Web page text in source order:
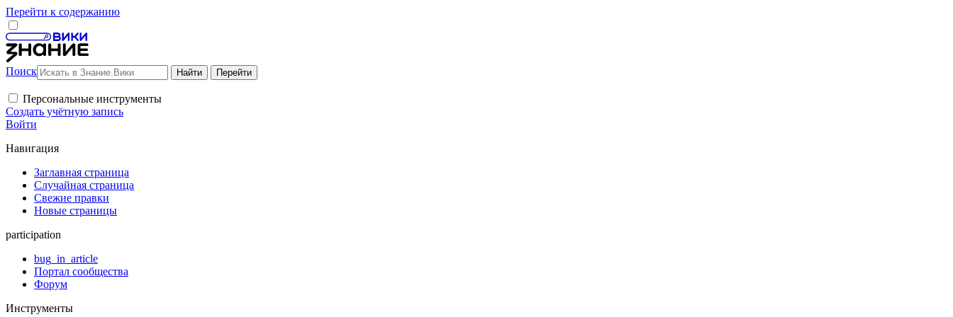
Перейти к содержанию
Поиск
Персональные инструменты
Создать учётную запись
Войти
Навигация
Заглавная страница
Случайная страница
Свежие правки
Новые страницы
participation
bug_in_article
Портал сообщества
Форум
Инструменты